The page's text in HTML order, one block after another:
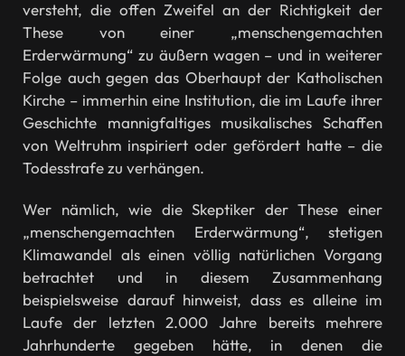
versteht, die offen Zweifel an der Richtigkeit der
These von einer „menschengemachten
Erderwärmung“ zu äußern wagen – und in weiterer
Folge auch gegen das Oberhaupt der Katholischen
Kirche – immerhin eine Institution, die im Laufe ihrer
Geschichte mannigfaltiges musikalisches Schaffen
von Weltruhm inspiriert oder gefördert hatte – die
Todesstrafe zu verhängen.
Wer nämlich, wie die Skeptiker der These einer
„menschengemachten Erderwärmung“, stetigen
Klimawandel als einen völlig natürlichen Vorgang
betrachtet und in diesem Zusammenhang
beispielsweise darauf hinweist, dass es alleine im
Laufe der letzten 2.000 Jahre bereits mehrere
Jahrhunderte gegeben hätte, in denen die